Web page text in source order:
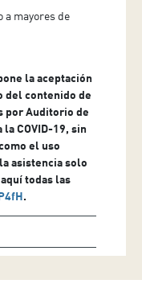
a mayores de
la aceptación
del contenido de
por Auditorio de
COVID-19, sin
el uso
asistencia solo
todas las
.